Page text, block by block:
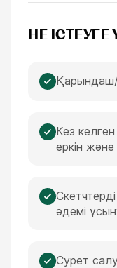
НЕ ІСТЕУГЕ
Қарындаш/
Кез
еркін
әдемі
Сурет